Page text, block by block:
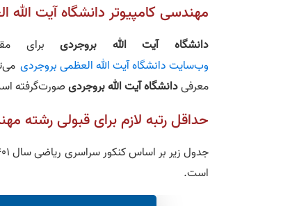
مهندسی کامپیوتر دانشگاه آیت
دانشگاه آیت الله بروجردیبرای
وب‌سایت دانشگاه آیت الله العظمی بروجردی
معرفیدانشگاه آیت الله بروجردیصورت‌گرفته
حداقل رتبه لازم برای قبولی رشته
است.